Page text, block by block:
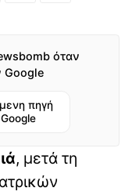
όταν
Google
πηγή
, μετά τη